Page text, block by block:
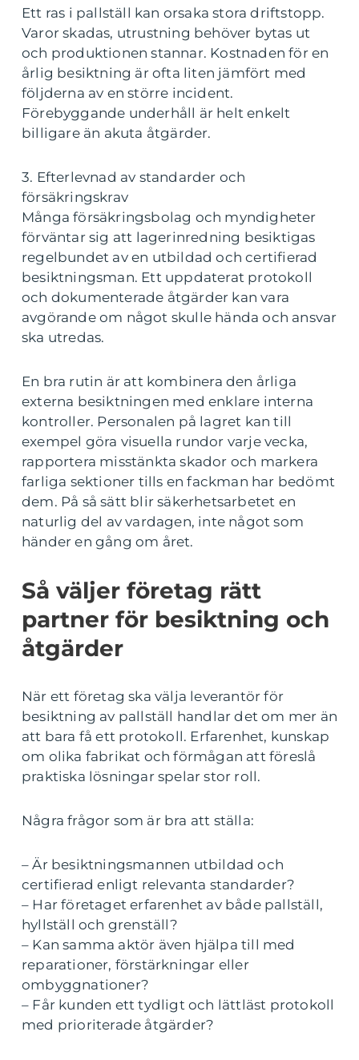
Ett ras i pallställ kan orsaka stora driftstopp.
Varor skadas, utrustning behöver bytas ut
och produktionen stannar. Kostnaden för en
årlig besiktning är ofta liten jämfört med
följderna av en större incident.
Förebyggande underhåll är helt enkelt
billigare än akuta åtgärder.
3. Efterlevnad av standarder och
försäkringskrav
Många försäkringsbolag och myndigheter
förväntar sig att lagerinredning besiktigas
regelbundet av en utbildad och certifierad
besiktningsman. Ett uppdaterat protokoll
och dokumenterade åtgärder kan vara
avgörande om något skulle hända och ansvar
ska utredas.
En bra rutin är att kombinera den årliga
externa besiktningen med enklare interna
kontroller. Personalen på lagret kan till
exempel göra visuella rundor varje vecka,
rapportera misstänkta skador och markera
farliga sektioner tills en fackman har bedömt
dem. På så sätt blir säkerhetsarbetet en
naturlig del av vardagen, inte något som
händer en gång om året.
Så väljer företag rätt
partner för besiktning och
åtgärder
När ett företag ska välja leverantör för
besiktning av pallställ handlar det om mer än
att bara få ett protokoll. Erfarenhet, kunskap
om olika fabrikat och förmågan att föreslå
praktiska lösningar spelar stor roll.
Några frågor som är bra att ställa:
– Är besiktningsmannen utbildad och
certifierad enligt relevanta standarder?
– Har företaget erfarenhet av både pallställ,
hyllställ och grenställ?
– Kan samma aktör även hjälpa till med
reparationer, förstärkningar eller
ombyggnationer?
– Får kunden ett tydligt och lättläst protokoll
med prioriterade åtgärder?